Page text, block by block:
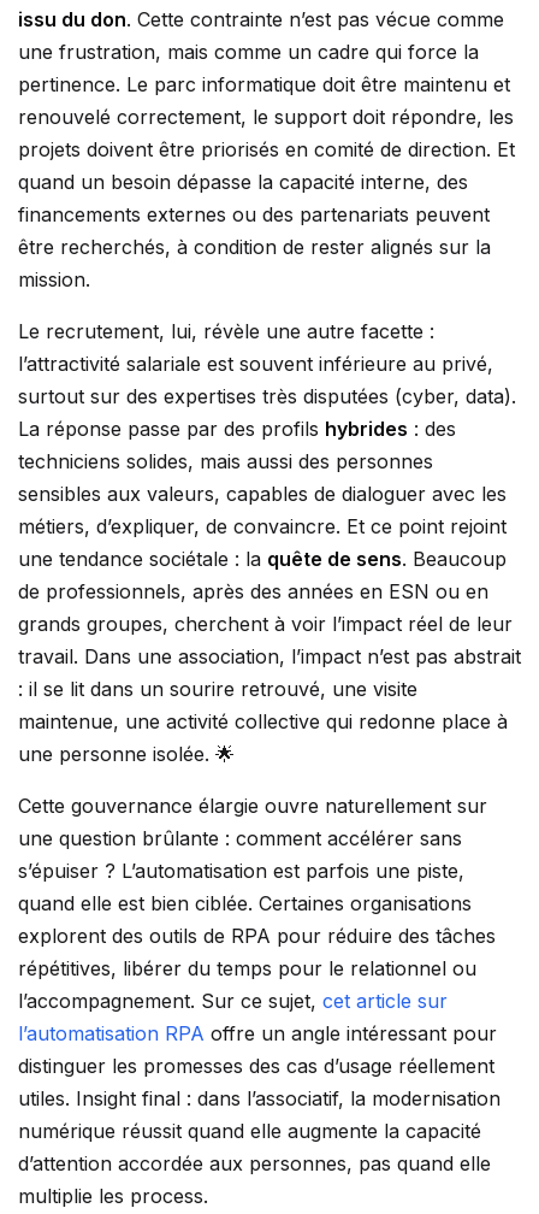
issu du don. Cette contrainte n’est pas vécue comme
une frustration, mais comme un cadre qui force la
pertinence. Le parc informatique doit être maintenu et
renouvelé correctement, le support doit répondre, les
projets doivent être priorisés en comité de direction. Et
quand un besoin dépasse la capacité interne, des
financements externes ou des partenariats peuvent
être recherchés, à condition de rester alignés sur la
mission.
Le recrutement, lui, révèle une autre facette :
l’attractivité salariale est souvent inférieure au privé,
surtout sur des expertises très disputées (cyber, data).
La réponse passe par des profils hybrides : des
techniciens solides, mais aussi des personnes
sensibles aux valeurs, capables de dialoguer avec les
métiers, d’expliquer, de convaincre. Et ce point rejoint
une tendance sociétale : la quête de sens. Beaucoup
de professionnels, après des années en ESN ou en
grands groupes, cherchent à voir l’impact réel de leur
travail. Dans une association, l’impact n’est pas abstrait
: il se lit dans un sourire retrouvé, une visite
maintenue, une activité collective qui redonne place à
une personne isolée. 🌟
Cette gouvernance élargie ouvre naturellement sur
une question brûlante : comment accélérer sans
s’épuiser ? L’automatisation est parfois une piste,
quand elle est bien ciblée. Certaines organisations
explorent des outils de RPA pour réduire des tâches
répétitives, libérer du temps pour le relationnel ou
l’accompagnement. Sur ce sujet, cet article sur
l’automatisation RPA offre un angle intéressant pour
distinguer les promesses des cas d’usage réellement
utiles. Insight final : dans l’associatif, la modernisation
numérique réussit quand elle augmente la capacité
d’attention accordée aux personnes, pas quand elle
multiplie les process.